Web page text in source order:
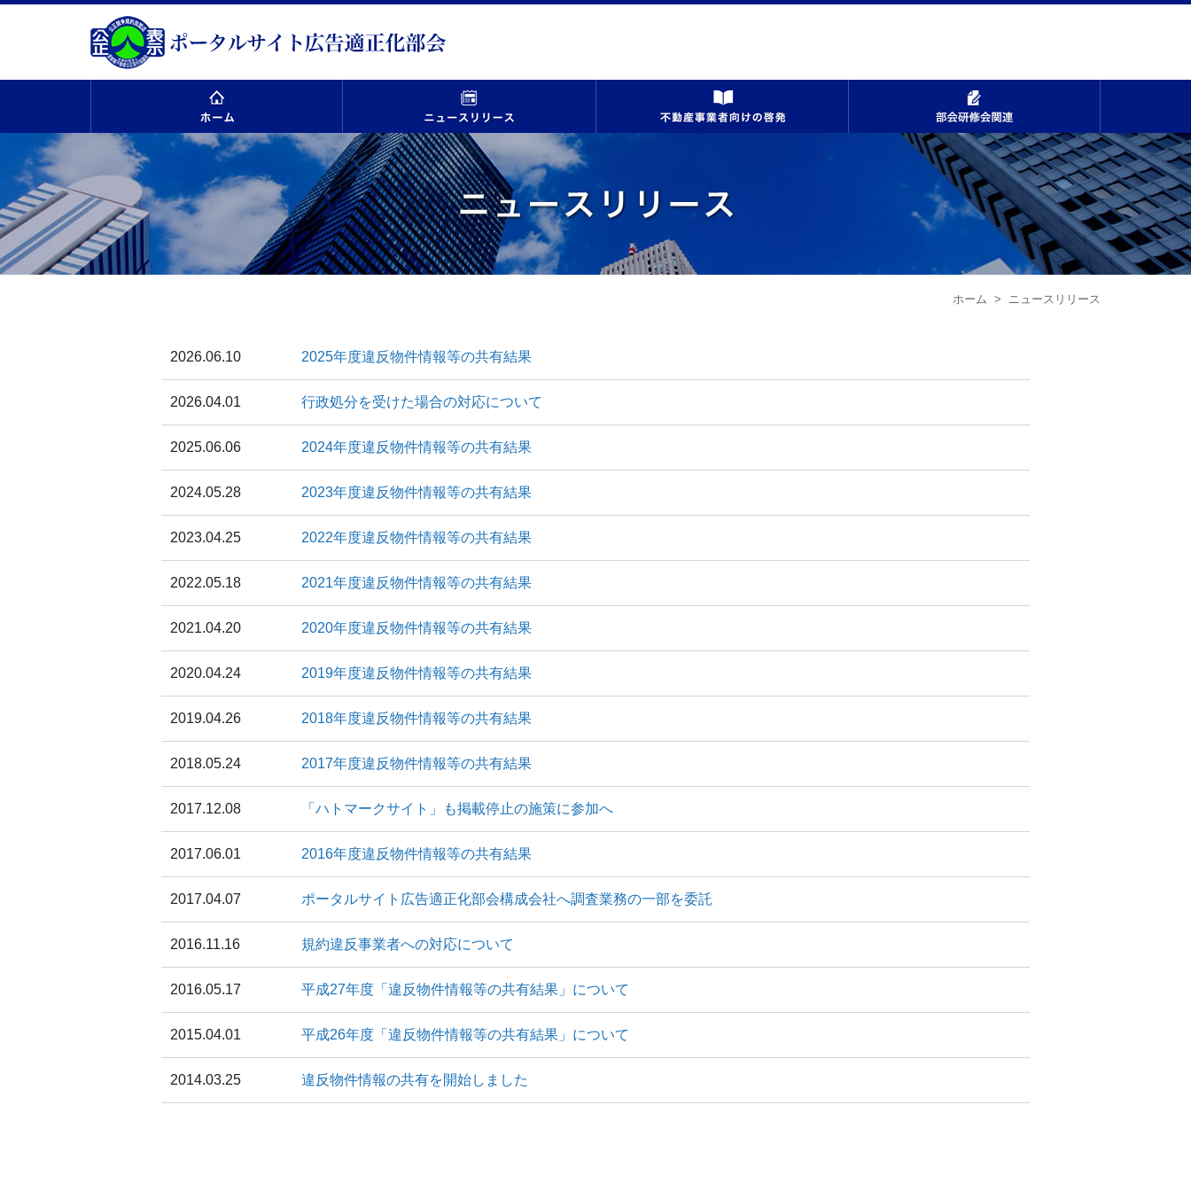
不動産事業者向けの啓発
ホーム > ニュースリリース
2026.06.10 2025年度違反物件情報等の共有結果
2026.04.01 行政処分を受けた場合の対応について
2025.06.06 2024年度違反物件情報等の共有結果
2024.05.28 2023年度違反物件情報等の共有結果
2023.04.25 2022年度違反物件情報等の共有結果
2022.05.18 2021年度違反物件情報等の共有結果
2021.04.20 2020年度違反物件情報等の共有結果
2020.04.24 2019年度違反物件情報等の共有結果
2019.04.26 2018年度違反物件情報等の共有結果
2018.05.24 2017年度違反物件情報等の共有結果
2017.12.08 「ハトマークサイト」も掲載停止の施策に参加へ
2017.06.01 2016年度違反物件情報等の共有結果
2017.04.07 ポータルサイト広告適正化部会構成会社へ調査業務の一部を委託
2016.11.16 規約違反事業者への対応について
2016.05.17 平成27年度「違反物件情報等の共有結果」について
2015.04.01 平成26年度「違反物件情報等の共有結果」について
2014.03.25 違反物件情報の共有を開始しました